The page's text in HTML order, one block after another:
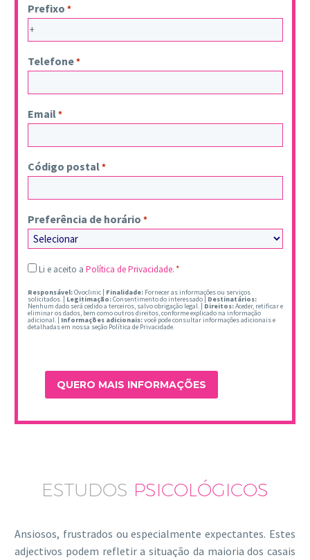
Prefixo *
Telefone*
Email*
Código postal*
Preferência de horário *
Legal
Li e aceito a Política de Privacidade.*
Responsável:Ovoclinic | Finalidade: Fornecer as informações ou serviços
solicitados. | Legitimação:Consentimento do interessado | Destinatários:
Nenhum dado será cedido a terceiros, salvo obrigação legal. | Direitos:Aceder, retificar e
eliminar os dados, bem como outros direitos, conforme explicado na informação
adicional. | Informações adicionais:você pode consultar informações adicionais e
detalhadas em nossa seção Política de Privacidade.
ESTUDOS PSICOLÓGICOS
Ansiosos, frustrados ou especialmente expectantes. Estes
adjectivos podem refletir a situação da maioria dos casais